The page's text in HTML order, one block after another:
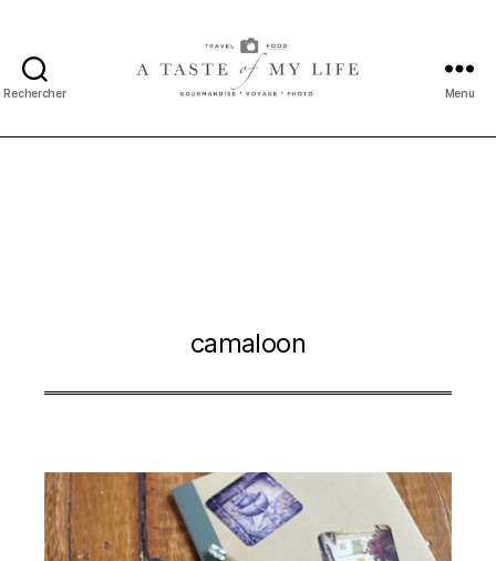
Rechercher
taste
Menu
camaloon